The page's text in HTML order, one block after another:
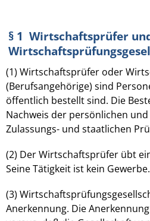
§ 1 Wirtschaftsprüfer
(1) Wirtschaftsprüfer oder
(Berufsangehörige) sind
öffentlich bestellt sind. Die
Nachweis der persönlichen
Zulassungs- und staatlichen
(2) Der Wirtschaftsprüfer übt
Seine Tätigkeit ist kein Gewerbe.
(3)
Anerkennung. Die